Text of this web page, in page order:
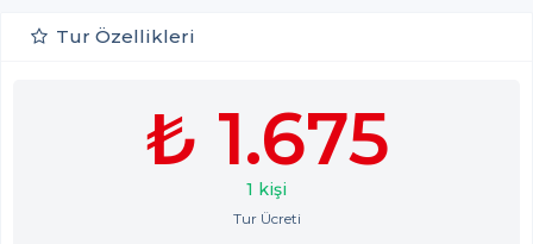
Tur Özellikleri
₺ 1.675
1 kişi
Tur Ücreti